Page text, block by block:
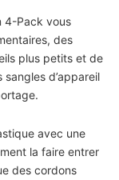
4-Pack vous
des
plus petits et de
sangles d’appareil
avec une
la faire entrer
des cordons